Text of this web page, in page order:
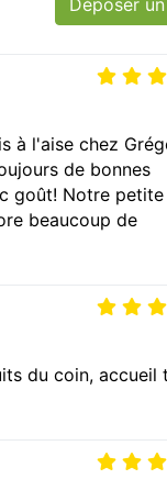
Déposer
à l'aise chez
de bonnes
goût! Notre
beaucoup de
du coin, accueil